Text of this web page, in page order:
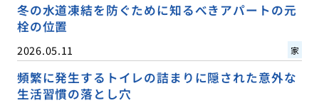
冬の水道凍結を防ぐために知るべきアパートの元
栓の位置
2026.05.11 家
頻繁に発生するトイレの詰まりに隠された意外な
生活習慣の落とし穴